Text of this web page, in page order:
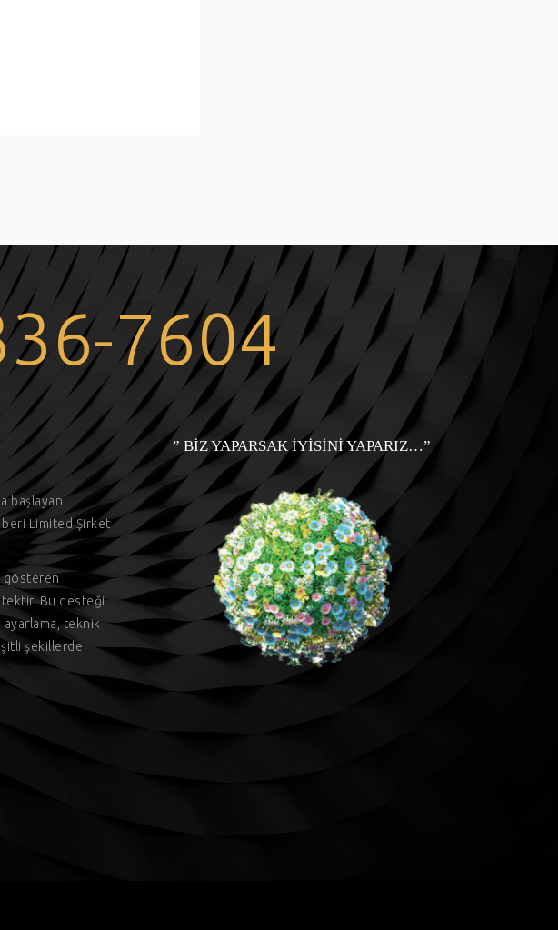
7604
başlayan
beri Limited Şirket
gösteren
Bu desteği
ayarlama, teknik
şekillerde
” BİZ YAPARSAK İYİSİNİ YAPARIZ…”